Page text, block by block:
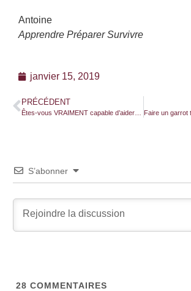
Antoine
Apprendre Préparer Survivre
janvier 15, 2019
PRÉCÉDENT
S’abonner
28 COMMENTAIRES